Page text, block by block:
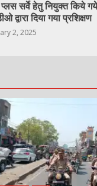
सर्वे हेतु नियुक्त किये गये
द्वारा दिया गया प्रशिक्षण
2, 2025